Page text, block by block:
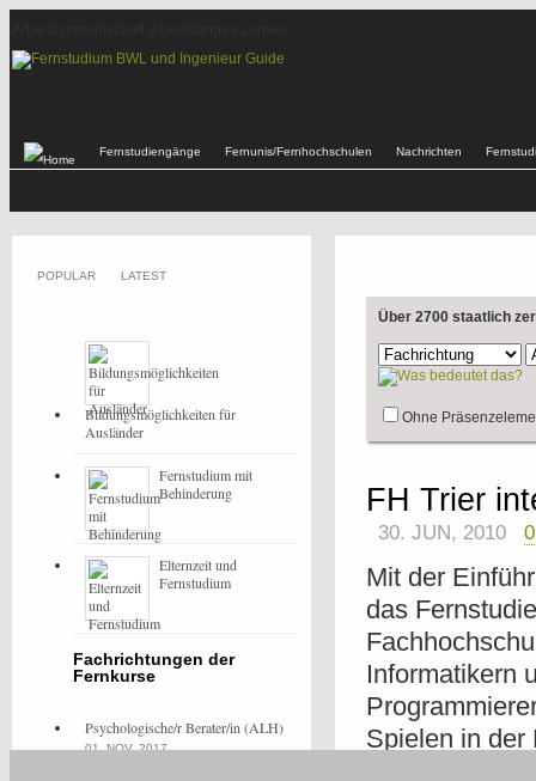
Fernstudiengänge Fernunis/Fernhochschulen Nachrichten
Über 2700 staatlich
Ohne
FH Trier
30. JUN, 2010
Mit der
das
Informatikern
Spielen in der
POPULAR LATEST
Bildungsmöglichkeiten für
Ausländer
Fernstudium mit
Behinderung
Elternzeit und
Fernstudium
Fachrichtungen der
Fernkurse
Psychologische/r Berater/in (ALH)
01. NOV, 2017